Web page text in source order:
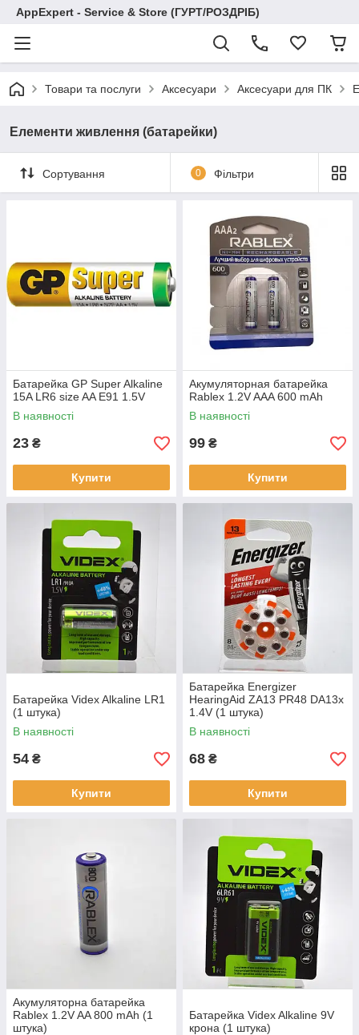
AppExpert - Service & Store (ГУРТ/РОЗДРІБ)
Товари та послуги Аксесуари Аксесуари для ПК
Елементи живлення (батарейки)
Сортування 0 Фільтри
Батарейка GP Super Alkaline
15A LR6 size AA E91 1.5V
В наявності
23 ₴
Купити
Акумуляторная батарейка
Rablex 1.2V AAA 600 mAh
В наявності
99 ₴
Купити
Батарейка Videx Alkaline LR1
(1 штука)
В наявності
54 ₴
Купити
Батарейка Energizer
HearingAid ZA13 PR48 DA13x
1.4V (1 штука)
В наявності
68 ₴
Купити
Акумуляторна батарейка
Rablex 1.2V AA 800 mAh (1
штука)
Батарейка Videx Alkaline 9V
крона (1 штука)